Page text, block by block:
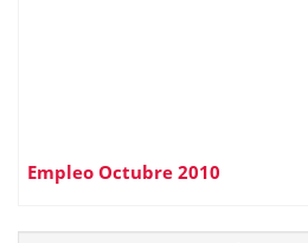
Empleo Octubre 2010